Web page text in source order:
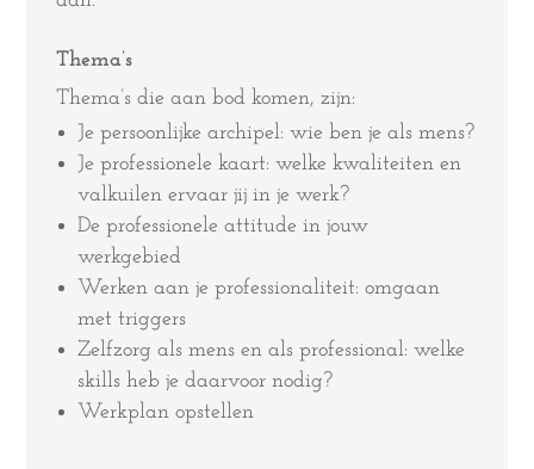
Thema’s
Thema’s die aan bod komen, zijn:
Je persoonlijke archipel: wie ben je als mens?
Je professionele kaart: welke kwaliteiten en
valkuilen ervaar jij in je werk?
De professionele attitude in jouw
werkgebied
Werken aan je professionaliteit: omgaan
met triggers
Zelfzorg als mens en als professional: welke
skills heb je daarvoor nodig?
Werkplan opstellen